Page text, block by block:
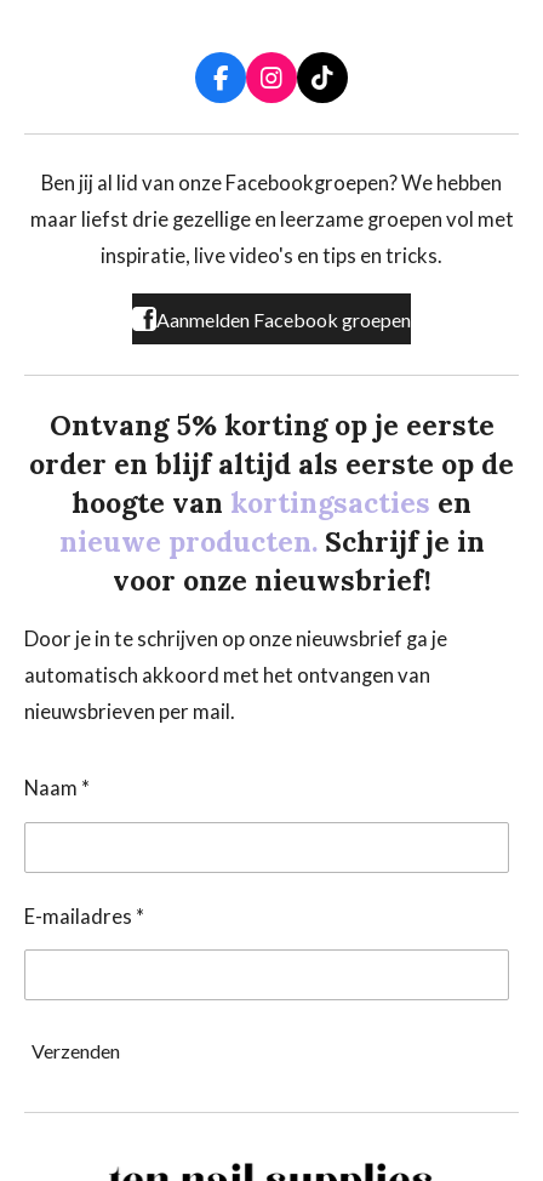
F
a
c
b
o
k
I
n
s
a
r
a
T
i
k
o
Ben jij al lid van onze Facebookgroepen? We hebben
maar liefst drie gezellige en leerzame groepen vol met
inspiratie, live video's en tips en tricks.
Aanmelden Facebook groepen
Ontvang 5% korting op je eerste
order en blijf altijd als eerste op de
hoogte van kortingsacties en
nieuwe producten. Schrijf je in
voor onze nieuwsbrief!
Door je in te schrijven op onze nieuwsbrief ga je
automatisch akkoord met het ontvangen van
nieuwsbrieven per mail.
Naam *
E-mailadres *
Verzenden